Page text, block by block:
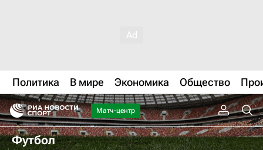
Политика В мире Экономика Общество
Матч-центр
Футбол